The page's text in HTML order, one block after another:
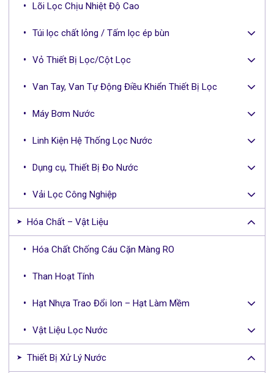
Lõi Lọc Chịu Nhiệt Độ Cao
Túi lọc chất lỏng / Tấm lọc ép bùn
Vỏ Thiết Bị Lọc/Cột Lọc
Van Tay, Van Tự Động Điều Khiển Thiết Bị Lọc
Máy Bơm Nước
Linh Kiện Hệ Thống Lọc Nước
Dụng cụ, Thiết Bị Đo Nước
Vải Lọc Công Nghiệp
Hóa Chất – Vật Liệu
Hóa Chất Chống Cáu Cặn Màng RO
Than Hoạt Tính
Hạt Nhựa Trao Đổi Ion – Hạt Làm Mềm
Vật Liệu Lọc Nước
Thiết Bị Xử Lý Nước